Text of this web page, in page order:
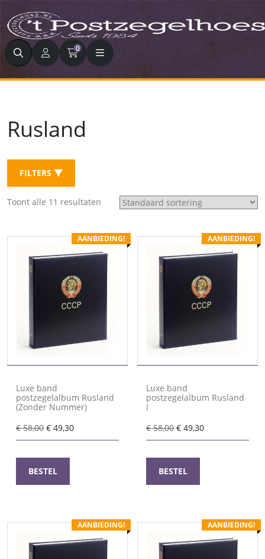
Zoeken 0
Rusland
FILTERS
Toont alle 11 resultaten
AANBIEDING!
Luxe band
postzegelalbum Rusland
(Zonder Nummer)
€58,00 Oorspronkelijke
prijs
€ 58,00.
€ 49,30Huidige
prijs
BESTEL
AANBIEDING!
Luxe band
postzegelalbum Rusland
I
€58,00Oorspronkelijke
prijs
€ 58,00.
€ 49,30Huidige
prijs
BESTEL
AANBIEDING! AANBIEDING!